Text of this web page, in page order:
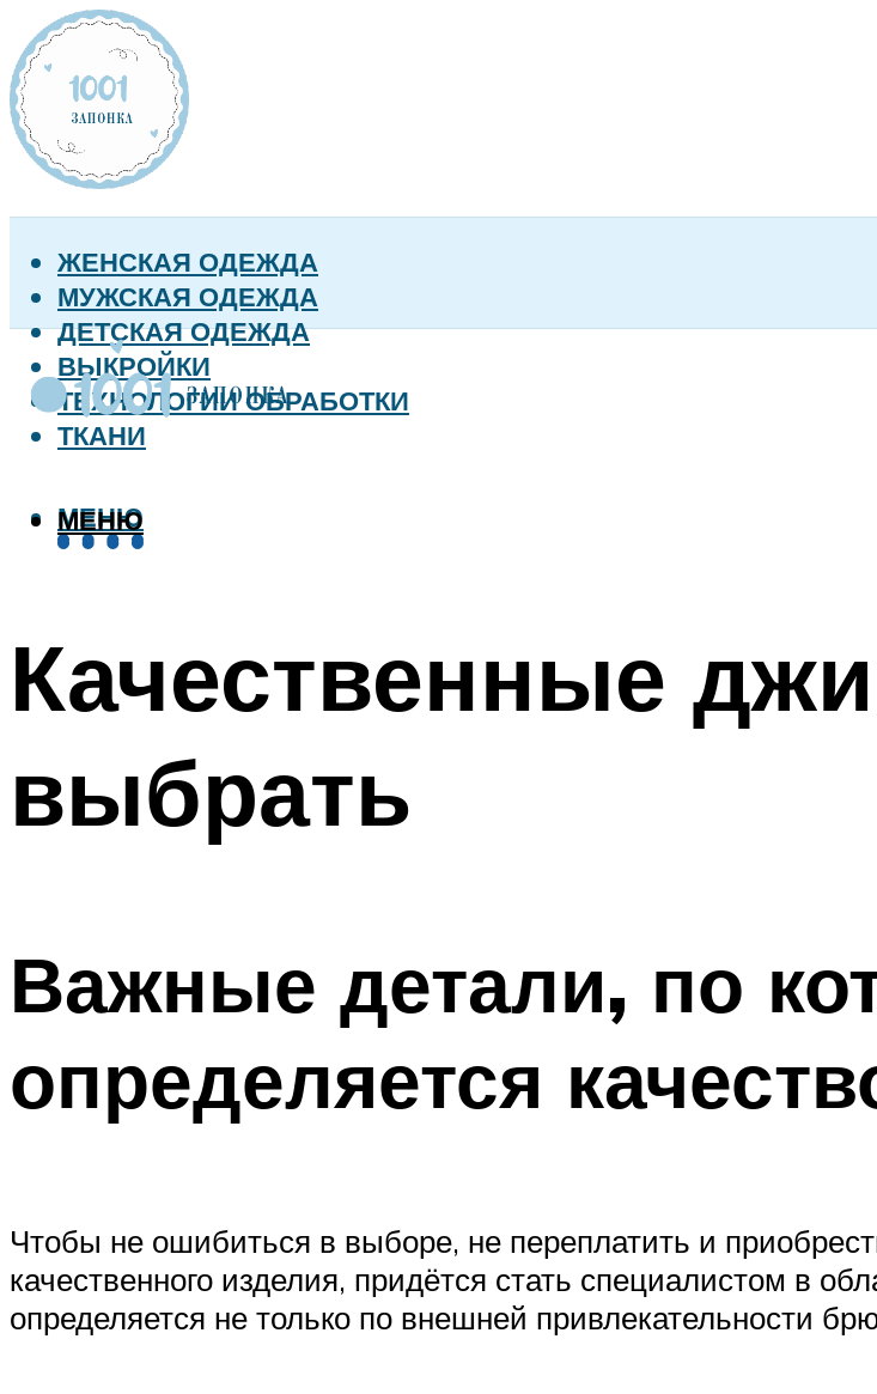
ЖЕНСКАЯ ОДЕЖДА
МУЖСКАЯ ОДЕЖДА
ДЕТСКАЯ ОДЕЖДА
ВЫКРОЙКИ
ТЕХНОЛОГИИ ОБРАБОТКИ
ТКАНИ
МЕНЮ
МЕНЮ
Качественные
выбрать
Важные детали, по
определяется
Чтобы не ошибиться в выборе, не переплатить и
качественного изделия, придётся стать специалистом в
определяется не только по внешней привлекательности